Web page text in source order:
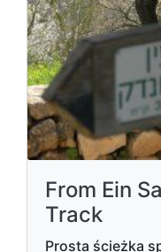
From Ein
Track
Prosta ścieżka